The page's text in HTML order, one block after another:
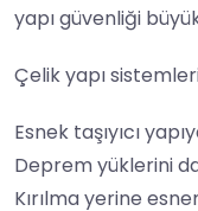
yapı güvenliği
Çelik yapı
Esnek taşıyıcı
Deprem yüklerini
Kırılma yerine